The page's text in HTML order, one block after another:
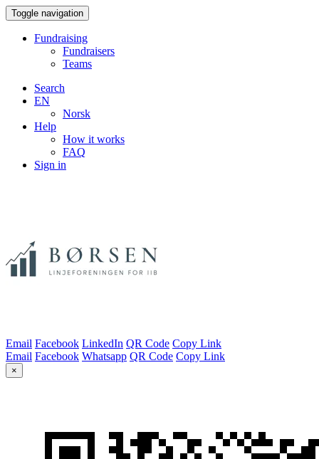
Toggle navigation
Fundraising
Fundraisers
Teams
Search
EN
Norsk
Help
How it works
FAQ
Sign in
Email Facebook LinkedIn QR Code Copy Link
Email Facebook Whatsapp QR Code Copy Link
×